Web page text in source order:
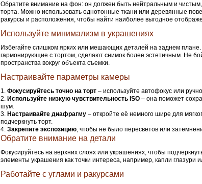
Обратите внимание на фон: он должен быть нейтральным и
торта. Можно использовать однотонные ткани или деревянные
ракурсы и расположения, чтобы найти наиболее выгодное
Используйте минимализм в украшениях
Избегайте слишком ярких или мешающих деталей на заднем
гармонирующие с тортом, сделают снимок более эстетичным. Не
пространства вокруг объекта съемки.
Настраивайте параметры камеры
Фокусируйтесь точно на торт – используйте автофокус или
Используйте низкую чувствительность ISO – она поможет
шум.
Настраивайте диафрагму – откройте её немного шире для
подчеркнуть торт.
Закрепите экспозицию, чтобы не было пересветов или
Обратите внимание на детали
Фокусируйтесь на верхних слоях или украшениях, чтобы
элементы украшения как точки интереса, например, капли глазури
Работайте с углами и ракурсами